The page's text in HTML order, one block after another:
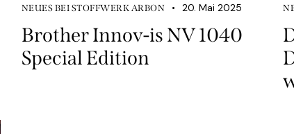
NEUES BEI STOFFWERK ARBON 20. Mai 2025
Brother Innov-is NV 1040
Special Edition